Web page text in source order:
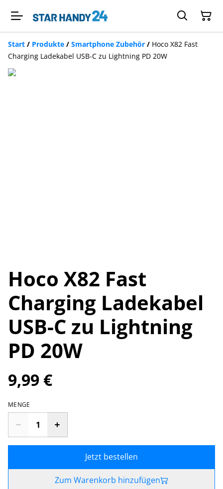
Start / Produkte / Smartphone Zubehör / Hoco X82 Fast
Charging Ladekabel USB-C zu Lightning PD 20W
Hoco X82 Fast
Charging Ladekabel
USB-C zu Lightning
PD 20W
9,99 €
MENGE
Jetzt bestellen
Zum Warenkorb hinzufügen